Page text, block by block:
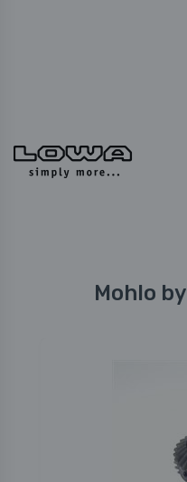
Mohlo